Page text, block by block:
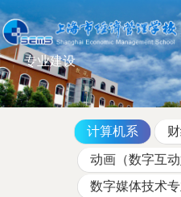
专业建设
计算机系
动画（数字互
数字媒体技术